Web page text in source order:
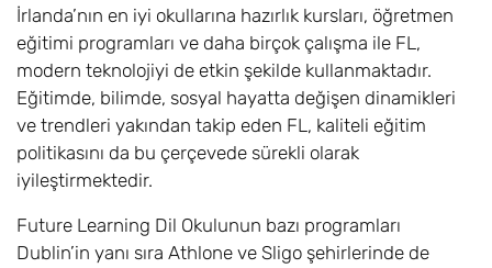
İrlanda’nın en iyi okullarına hazırlık kursları, öğretmen
eğitimi programları ve daha birçok çalışma ile FL,
modern teknolojiyi de etkin şekilde kullanmaktadır.
Eğitimde, bilimde, sosyal hayatta değişen dinamikleri
ve trendleri yakından takip eden FL, kaliteli eğitim
politikasını da bu çerçevede sürekli olarak
iyileştirmektedir.
Future Learning Dil Okulunun bazı programları
Dublin’in yanı sıra Athlone ve Sligo şehirlerinde de